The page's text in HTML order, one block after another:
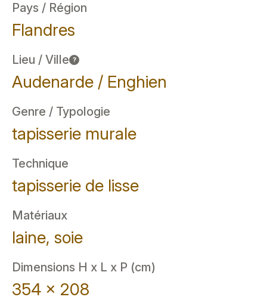
Pays / Région
Flandres
Lieu / Ville ?
Audenarde / Enghien
Genre / Typologie
tapisserie murale
Technique
tapisserie de lisse
Matériaux
laine, soie
Dimensions H x L x P (cm)
354 x 208